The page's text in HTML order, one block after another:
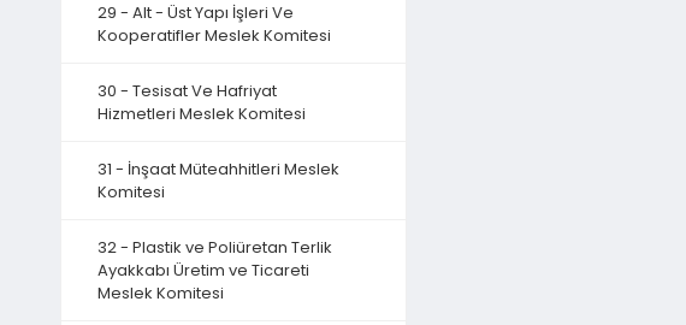
29 - Alt - Üst Yapı İşleri Ve
Kooperatifler Meslek Komitesi
30 - Tesisat Ve Hafriyat
Hizmetleri Meslek Komitesi
31 - İnşaat Müteahhitleri Meslek
Komitesi
32 - Plastik ve Poliüretan Terlik
Ayakkabı Üretim ve Ticareti
Meslek Komitesi